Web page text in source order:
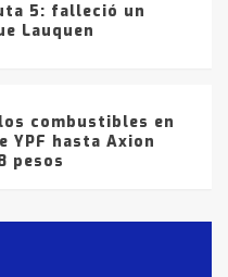
5: falleció un
Lauquen
combustibles en
YPF hasta Axion
pesos